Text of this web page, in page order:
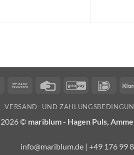
BankomatBank
Credit
GiroPay IDeal
VERSAND- UND
© mariblum - Hagen Puls,
info@mariblum.de | +49 176 99